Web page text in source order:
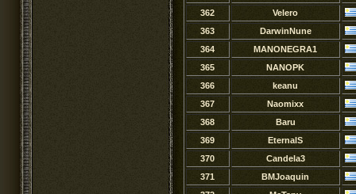
362
Velero
363
DarwinNune
364
MANONEGRA1
365
NANOPK
366
keanu
367
Naomixx
368
Baru
369
EternalS
370
Candela3
371
BMJoaquin